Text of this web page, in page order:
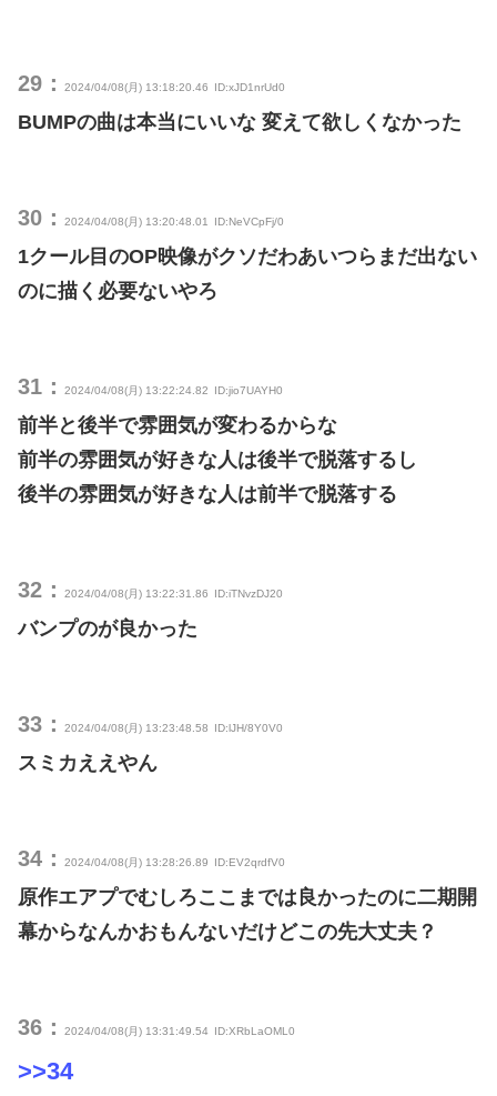
29： 2024/04/08(月) 13:18:20.46 ID:xJD1nrUd0
BUMPの曲は本当にいいな 変えて欲しくなかった
30： 2024/04/08(月) 13:20:48.01 ID:NeVCpFj/0
1クール目のOP映像がクソだわあいつらまだ出ない
のに描く必要ないやろ
31： 2024/04/08(月) 13:22:24.82 ID:jio7UAYH0
前半と後半で雰囲気が変わるからな
前半の雰囲気が好きな人は後半で脱落するし
後半の雰囲気が好きな人は前半で脱落する
32： 2024/04/08(月) 13:22:31.86 ID:iTNvzDJ20
バンプのが良かった
33： 2024/04/08(月) 13:23:48.58 ID:lJH/8Y0V0
スミカええやん
34： 2024/04/08(月) 13:28:26.89 ID:EV2qrdfV0
原作エアプでむしろここまでは良かったのに二期開
幕からなんかおもんないだけどこの先大丈夫？
36： 2024/04/08(月) 13:31:49.54 ID:XRbLaOML0
>>34